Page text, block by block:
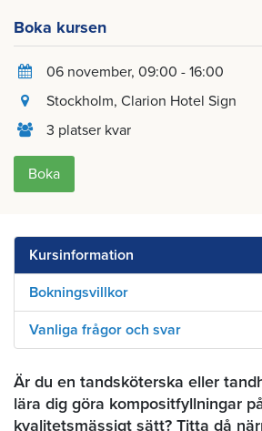
Boka kursen
06 november, 09:00 - 16:00
Stockholm, Clarion Hotel Sign
3 platser kvar
Boka
Kursinformation
Bokningsvillkor
Vanliga frågor och svar
Är du en tandsköterska eller
lära dig göra kompositfyllningar
kvalitetsmässigt sätt? Titta då